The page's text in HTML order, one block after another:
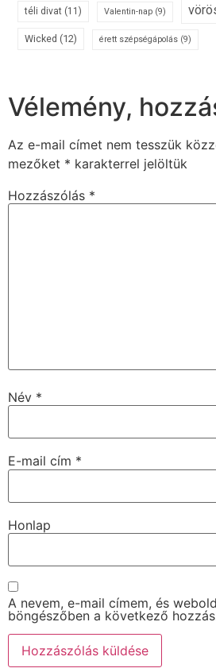
téli divat (11) Valentin-nap (9)
Wicked (12) érett szépségápolás (9)
Vélemény,
Az e-mail címet nem tesszük
mezőket * karakterrel jelöltük
Hozzászólás *
Név *
E-mail cím *
Honlap
A nevem, e-mail címem, és
böngészőben a következő